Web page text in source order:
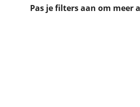
Pas je filters aan om meer